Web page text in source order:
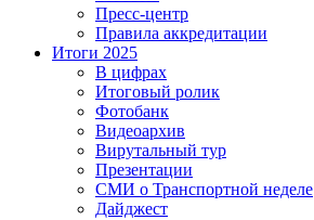
Пресс-центр
Правила аккредитации
Итоги 2025
В цифрах
Итоговый ролик
Фотобанк
Видеоархив
Вирутальный тур
Презентации
СМИ о Транспортной неделе
Дайджест